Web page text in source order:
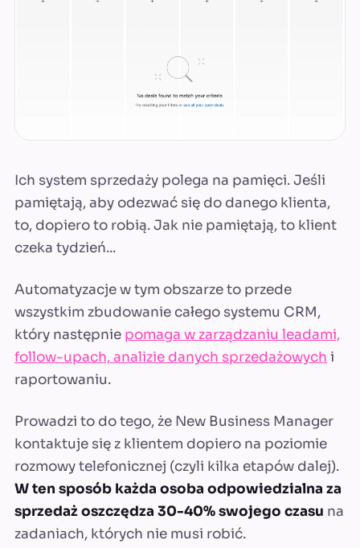
Ich system sprzedaży polega na pamięci. Jeśli
pamiętają, aby odezwać się do danego klienta,
to, dopiero to robią. Jak nie pamiętają, to klient
czeka tydzień...
Automatyzacje w tym obszarze to przede
wszystkim zbudowanie całego systemu CRM,
który następnie pomaga w zarządzaniu leadami,
follow-upach, analizie danych sprzedażowych i
raportowaniu.
Prowadzi to do tego, że New Business Manager
kontaktuje się z klientem dopiero na poziomie
rozmowy telefonicznej (czyli kilka etapów dalej).
W ten sposób każda osoba odpowiedzialna za
sprzedaż oszczędza 30-40% swojego czasu na
zadaniach, których nie musi robić.